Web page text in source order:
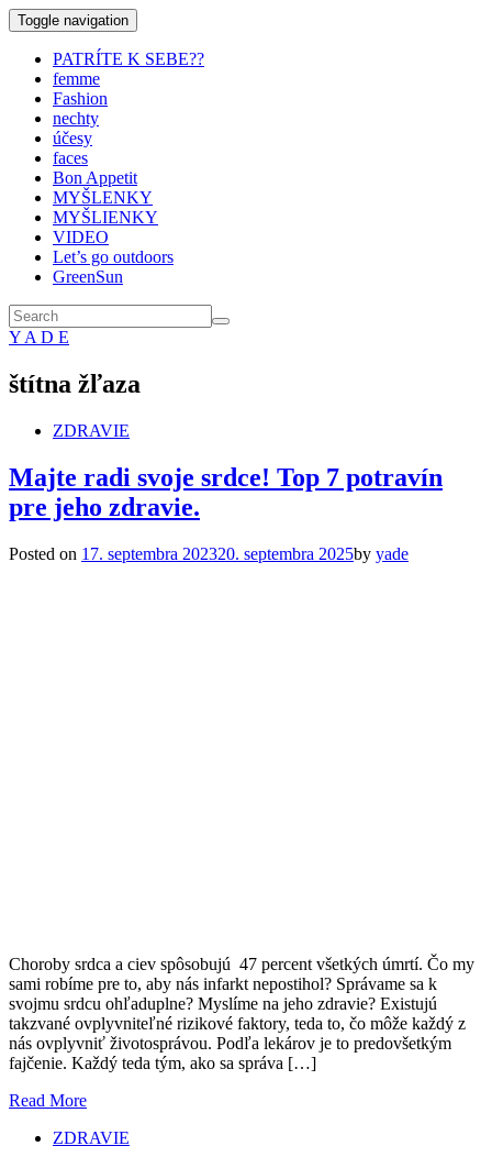
Toggle navigation
PATRÍTE K SEBE??
femme
Fashion
nechty
účesy
faces
Bon Appetit
MYŠLENKY
MYŠLIENKY
VIDEO
Let’s go outdoors
GreenSun
Y A D E
štítna žľaza
ZDRAVIE
Majte radi svoje srdce! Top 7 potravín
pre jeho zdravie.
Posted on 17. septembra 202320. septembra 2025by yade
Choroby srdca a ciev spôsobujú 47 percent všetkých úmrtí. Čo my
sami robíme pre to, aby nás infarkt nepostihol? Správame sa k
svojmu srdcu ohľaduplne? Myslíme na jeho zdravie? Existujú
takzvané ovplyvniteľné rizikové faktory, teda to, čo môže každý z
nás ovplyvniť životosprávou. Podľa lekárov je to predovšetkým
fajčenie. Každý teda tým, ako sa správa […]
Read More
ZDRAVIE